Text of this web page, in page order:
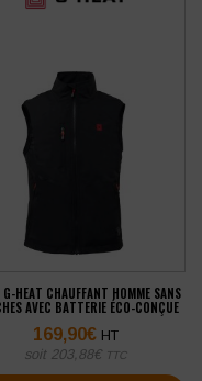
G-HEAT CHAUFFANT HOMME SANS
AVEC BATTERIE ÉCO-CONÇUE
169,90€ HT
soit 203,88€ TTC